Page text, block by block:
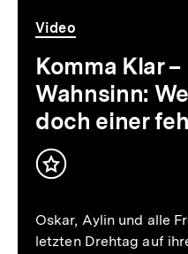
Video
Dauer
Video
Komma Klar –
Wahnsinn:
doch einer
Inhalt
Oskar, Aylin und alle
letzten Drehtag auf